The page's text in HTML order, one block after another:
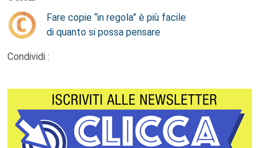
Fare copie “in regola” è più facile
di quanto si possa pensare
Condividi :